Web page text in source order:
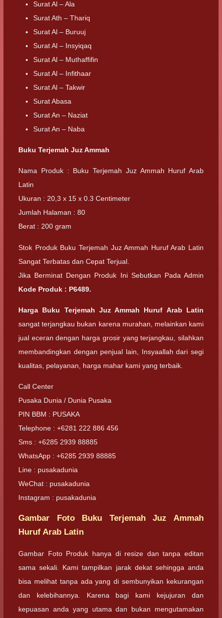
Surat Al – Ala
Surat Ath – Thariq
Surat Al – Buruuj
Surat Al – Insyiqaq
Surat Al – Muthaffifin
Surat Al – Infithaar
Surat Al – Takwir
Surat Abasa
Surat An – Naziat
Surat An – Naba
Buku Terjemah Juz Ammah
Nama Produk : Buku Terjemah Juz Ammah Huruf Arab
Latin
Ukuran : 20,3 x 15 x 0.3 Centimeter
Jumlah Halaman : 80
Berat : 200 gram
Stok Produk Buku Terjemah Juz Ammah Huruf Arab Latin
Sangat Terbatas dan Cepat Terjual.
Jika Berminat Dengan Produk Ini Sebutkan Pada Admin
Kode Produk : P6489.
Harga Buku Terjemah Juz Ammah Huruf Arab Latin
sangat terjangkau bukan karena murahan, melainkan kami
jual eceran dengan harga grosir yang terjangkau, silahkan
membandingkan dengan penjual lain, Insyaallah dari segi
kualitas, pelayanan, harga mahar kami yang terbaik.
Call Center
Pusaka Dunia / Dunia Pusaka
PIN BBM : PUSAKA
Telephone : +6281 222 886 456
Sms : +6285 2939 88885
WhatsApp : +6285 2939 88885
Line : pusakadunia
WeChat : pusakadunia
Instagram : pusakadunia
Gambar Foto Buku Terjemah Juz Ammah
Huruf Arab Latin
Gambar Foto Produk hanya di resize dan tanpa editan
sama sekali. Kami tampilkan jarak dekat sehingga anda
bisa melihat tanpa ada yang di sembunyikan kekurangan
dan kelebihannya. Karena bagi kami kejujuran dan
kepuasan anda yang utama dan bukan mengutamakan